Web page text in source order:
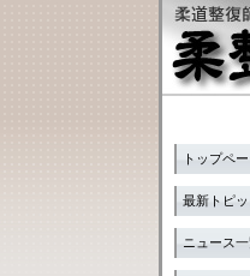
トップペ
最新トピ
ニュース